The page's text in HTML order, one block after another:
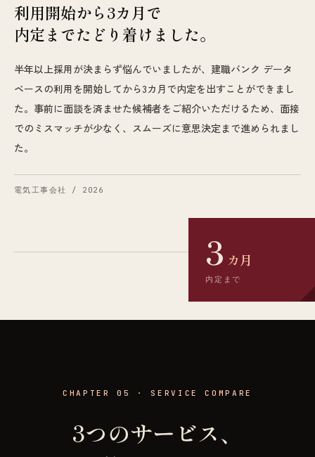
利用開始から3カ月で
内定までたどり着けました。
半年以上採用が決まらず悩んでいましたが、建職バンク データ
ベースの利用を開始してから3カ月で内定を出すことができまし
た。事前に面談を済ませた候補者をご紹介いただけるため、面接
でのミスマッチが少なく、スムーズに意思決定まで進められまし
た。
電気工事会社 / 2026
3 カ月
内定まで
CHAPTER 05 · SERVICE COMPARE
3つのサービス、